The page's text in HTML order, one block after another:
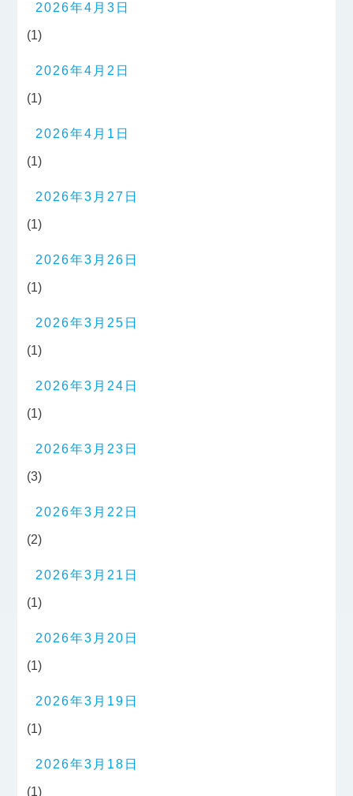
2026年4月3日
(1)
2026年4月2日
(1)
2026年4月1日
(1)
2026年3月27日
(1)
2026年3月26日
(1)
2026年3月25日
(1)
2026年3月24日
(1)
2026年3月23日
(3)
2026年3月22日
(2)
2026年3月21日
(1)
2026年3月20日
(1)
2026年3月19日
(1)
2026年3月18日
(1)